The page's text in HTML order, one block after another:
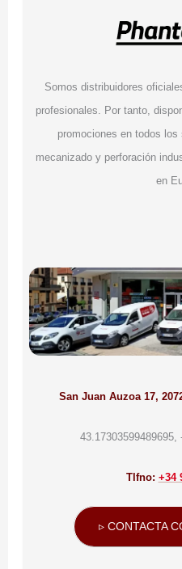
Somos distribuidores
profesionales. Por tanto,
promociones en todos
mecanizado y perforación
en
San Juan Auzoa 17,
43.17303599489695,
Tlfno: +34
▹ CONTACTA